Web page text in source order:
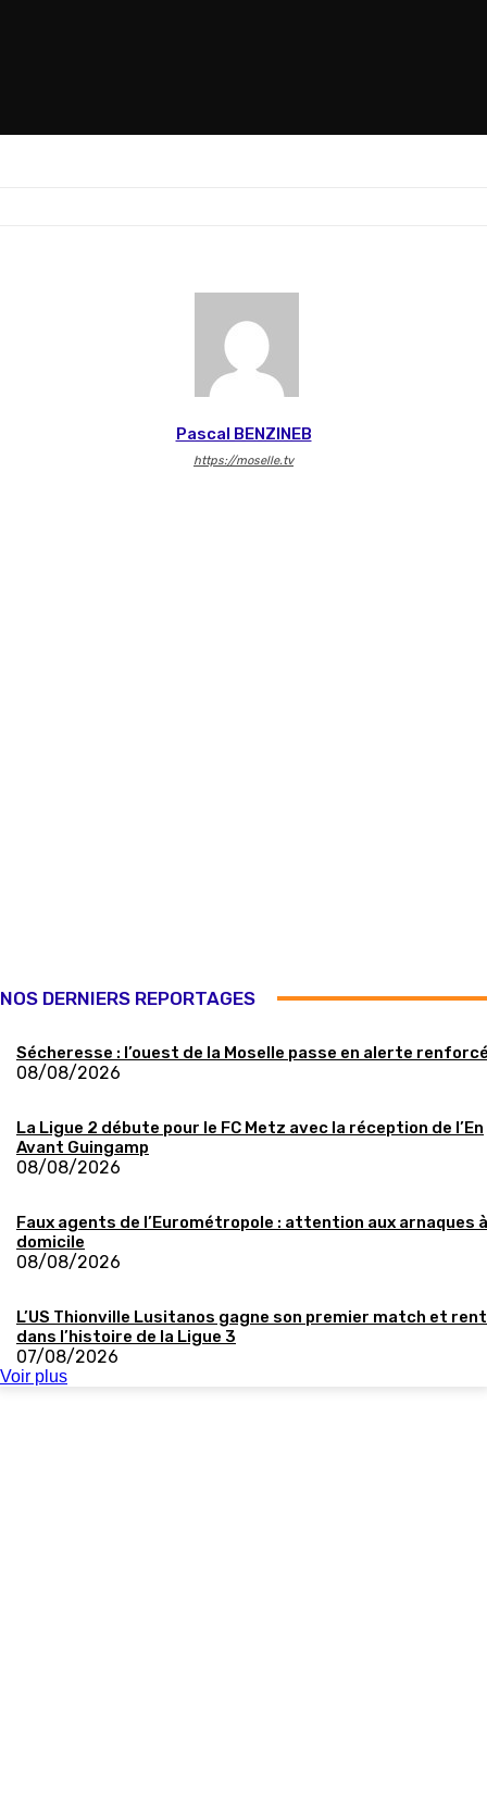
Pascal BENZINEB
https://moselle.tv
NOS DERNIERS REPORTAGES
Sécheresse : l’ouest de la Moselle passe en alerte
08/08/2026
La Ligue 2 débute pour le FC Metz avec la réception de l’En
Avant Guingamp
08/08/2026
Faux agents de l’Eurométropole : attention aux arnaques à
domicile
08/08/2026
L’US Thionville Lusitanos gagne son premier match et
dans l’histoire de la Ligue 3
07/08/2026
Voir plus